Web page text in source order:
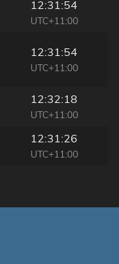
12:31:54
UTC+11:00
12:31:54
UTC+11:00
12:32:18
UTC+11:00
12:31:26
UTC+11:00